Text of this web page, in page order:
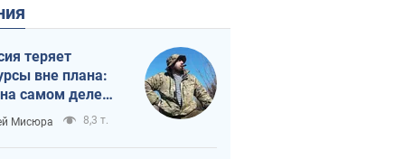
теряет
вне плана:
самом деле
темп войны
Мисюра 8,3 т.